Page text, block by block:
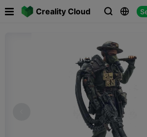
Creality Cloud  